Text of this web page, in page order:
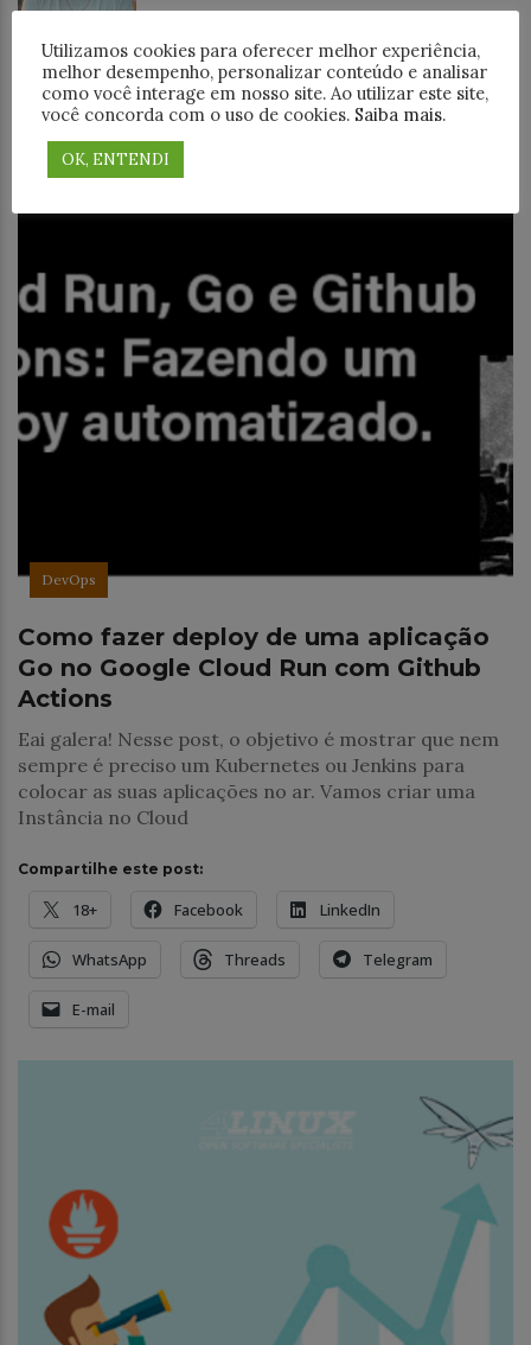
VOCÊ PODE GOSTAR TAMBÉM
DevOps
Como fazer deploy de uma aplicação
Go no Google Cloud Run com Github
Actions
Eai galera! Nesse post, o objetivo é mostrar que nem
sempre é preciso um Kubernetes ou Jenkins para
colocar as suas aplicações no ar. Vamos criar uma
Instância no Cloud
Compartilhe este post:
18+ Facebook LinkedIn
WhatsApp Threads Telegram
E-mail
Utilizamos cookies para oferecer melhor experiência,
melhor desempenho, personalizar conteúdo e analisar
como você interage em nosso site. Ao utilizar este site,
você concorda com o uso de cookies. Saiba mais.
OK, ENTENDI